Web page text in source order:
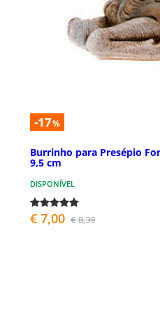
-17%
Burrinho para Presépio
9,5 cm
DISPONÍVEL
€ 7,00 € 8,39